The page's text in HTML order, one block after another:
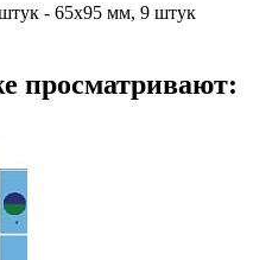
- 65х95 мм, 9 штук
просматривают: